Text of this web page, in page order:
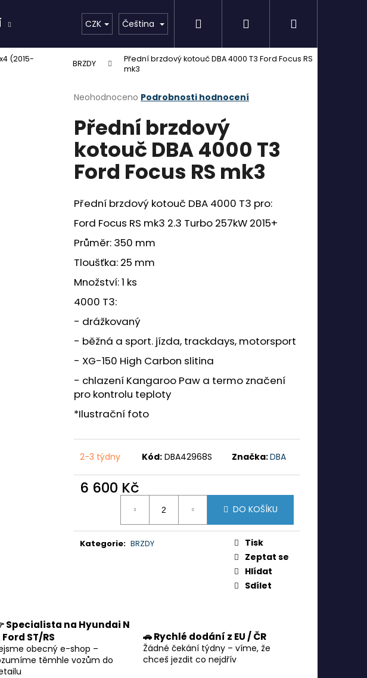
AKCE Značky
CZK Čeština Přihlášení
(2015-
BRZDY
Přední brzdový kotouč DBA 4000 T3 Ford Focus RS
mk3
Průměrné
produktu
je
0,0
5
hvězdiček.
Neohodnoceno Podrobnosti hodnocení
Přední brzdový
kotouč DBA 4000 T3
Ford Focus RS mk3
Přední brzdový kotouč DBA 4000 T3 pro:
Ford Focus RS mk3 2.3 Turbo 257kW 2015+
Průměr: 350 mm
Tloušťka: 25 mm
Množství: 1 ks
4000 T3:
- drážkovaný
- běžná a sport. jízda, trackdays, motorsport
- XG-150 High Carbon slitina
- chlazení Kangaroo Paw a termo značení
pro kontrolu teploty
*Ilustrační foto
2-3 týdny Kód: DBA42968S Značka:DBA
6 600 Kč
DO KOŠÍKU
Kategorie: BRZDY
Tisk
Zeptat se
Hlídat
Sdílet
Specialista na Hyundai N
Ford ST/RS
obecný e-shop –
těmhle vozům do
🚗 Rychlé dodání z EU / ČR
Žádné čekání týdny – víme, že
chceš jezdit co nejdřív